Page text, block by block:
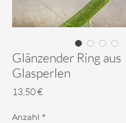
Glänzender Ring aus
Glasperlen
13,50 €Preis
Anzahl *